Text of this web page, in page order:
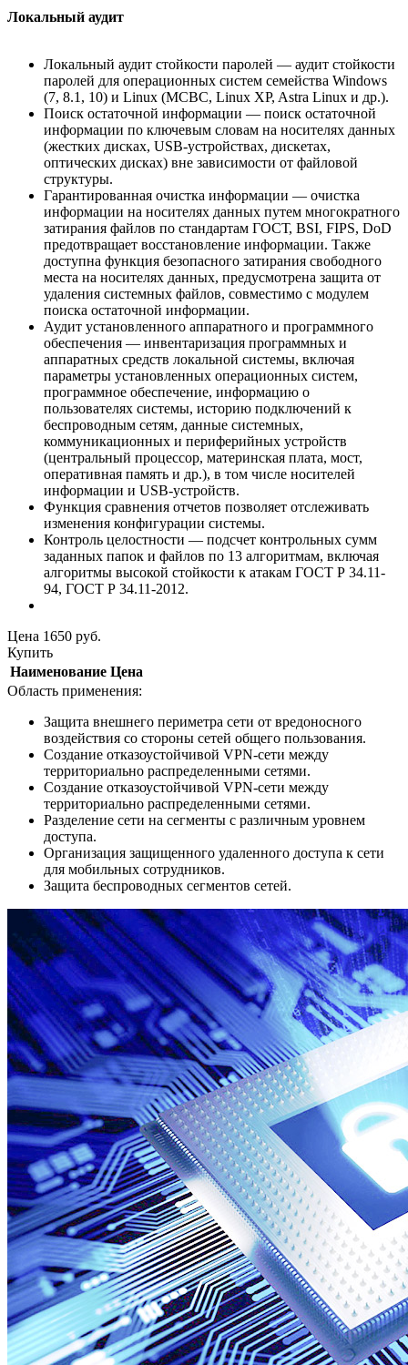
Локальный аудит
Локальный аудит стойкости паролей — аудит стойкости
паролей для операционных систем семейства Windows
(7, 8.1, 10) и Linux (МСВС, Linux XP, Astra Linux и др.).
Поиск остаточной информации — поиск остаточной
информации по ключевым словам на носителях данных
(жестких дисках, USB-устройствах, дискетах,
оптических дисках) вне зависимости от файловой
структуры.
Гарантированная очистка информации — очистка
информации на носителях данных путем многократного
затирания файлов по стандартам ГОСТ, BSI, FIPS, DoD
предотвращает восстановление информации. Также
доступна функция безопасного затирания свободного
места на носителях данных, предусмотрена защита от
удаления системных файлов, совместимо с модулем
поиска остаточной информации.
Аудит установленного аппаратного и программного
обеспечения — инвентаризация программных и
аппаратных средств локальной системы, включая
параметры установленных операционных систем,
программное обеспечение, информацию о
пользователях системы, историю подключений к
беспроводным сетям, данные системных,
коммуникационных и периферийных устройств
(центральный процессор, материнская плата, мост,
оперативная память и др.), в том числе носителей
информации и USB-устройств.
Функция сравнения отчетов позволяет отслеживать
изменения конфигурации системы.
Контроль целостности — подсчет контрольных сумм
заданных папок и файлов по 13 алгоритмам, включая
алгоритмы высокой стойкости к атакам ГОСТ Р 34.11-
94, ГОСТ Р 34.11-2012.
Цена 1650 руб.
Купить
Наименование Цена
Область применения:
Защита внешнего периметра сети от вредоносного
воздействия со стороны сетей общего пользования.
Создание отказоустойчивой VPN-сети между
территориально распределенными сетями.
Создание отказоустойчивой VPN-сети между
территориально распределенными сетями.
Разделение сети на сегменты с различным уровнем
доступа.
Организация защищенного удаленного доступа к сети
для мобильных сотрудников.
Защита беспроводных сегментов сетей.